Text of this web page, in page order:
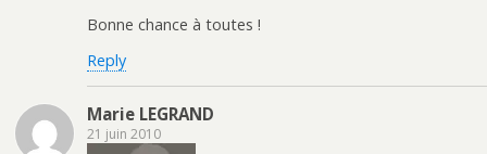
Bonne chance à toutes !
Reply
Marie LEGRAND
21 juin 2010